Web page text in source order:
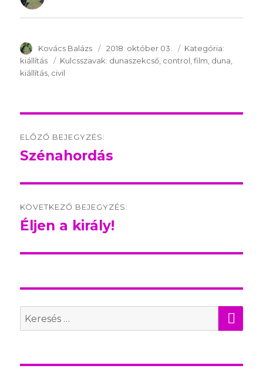
SzerzÅ
Kovács Balázs Közzétéve:
2018. október 03. Kategória:
kiállítás
Kulcsszavak: Kulcsszavak:
dunaszekcső control film duna
kiállítás civil
navigation
ELŐZŐ BEJEGYZÉS:
Előző
Szénahordás
KÖVETKEZŐ BEJEGYZÉS:
Következő
Éljen a király!
Search
for: